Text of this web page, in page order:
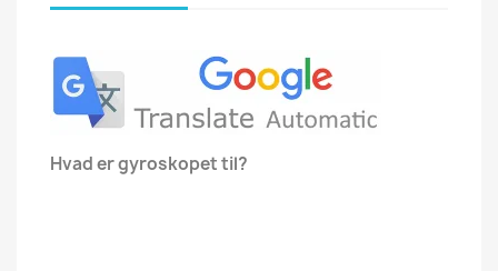
Hvad er gyroskopet til?